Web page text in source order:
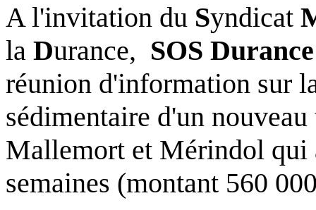
A l'invitation du Syndicat
la Durance, SOS
réunion d'information sur
sédimentaire d'un
Mallemort et Mérindol qui
semaines (montant 560